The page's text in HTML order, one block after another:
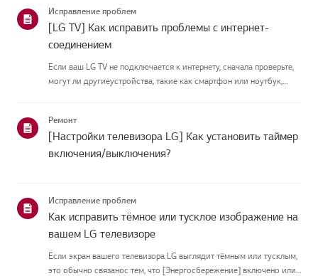
Исправление проблем
[LG TV] Как исправить проблемы с интернет-
соединением
Если ваш LG TV не подключается к интернету, сначала проверьте,
могут ли другиеустройства, такие как смартфон или ноутбук,
Ремонт
[Настройки телевизора LG] Как установить таймер
включения/выключения?
Исправление проблем
Как исправить тёмное или тусклое изображение на
вашем LG телевизоре
Если экран вашего телевизора LG выглядит тёмным или тусклым,
это обычно связанос тем, что [Энергосбережение] включено или